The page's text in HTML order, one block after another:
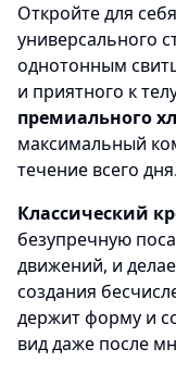
Откройте для
универсального
однотонным
и приятного к
премиального
максимальный
течение всего дня.
Классический
безупречную
движений, и
создания
держит форму и
вид даже после